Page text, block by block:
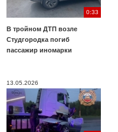
0:33
В тройном ДТП возле
Студгородка погиб
пассажир иномарки
13.05.2026